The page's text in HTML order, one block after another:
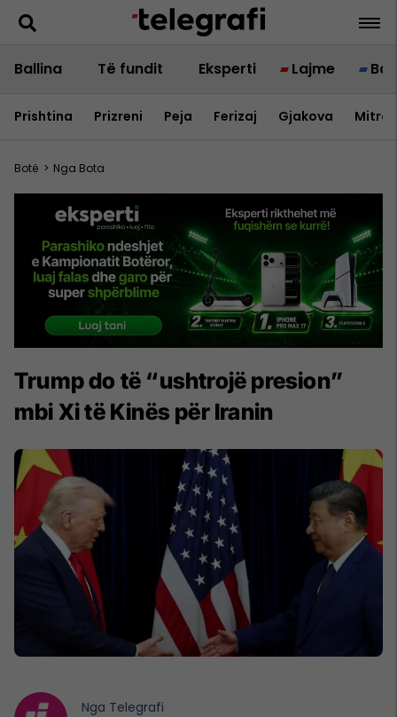
Ballina Të fundit Eksperti Lajme
Prishtina Prizreni Peja Ferizaj Gjakova
Botë > Nga Bota
Trump do të “ushtrojë presion”
mbi Xi të Kinës për Iranin
Nga Telegrafi